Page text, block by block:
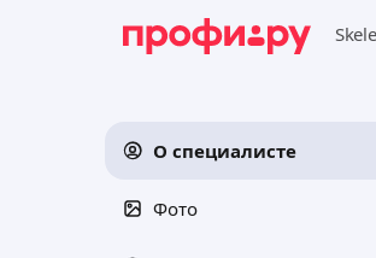
О специалисте
Фото